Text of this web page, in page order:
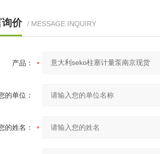
价 / MESSAGE INQUIRY
产品：
的单位：
的姓名：